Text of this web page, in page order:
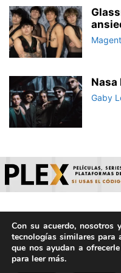
Nasa
Gaby
© ArepaVolatil.Com 2021-
IA. | Todos
Con su acuerdo, nosotros
tecnologías similares para
que nos ayudan a
para leer más.